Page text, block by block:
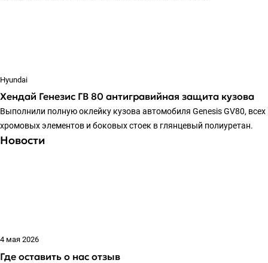
Hyundai
Хендай Генезис ГВ 80 антигравийная защита кузова
Выполнили полную оклейку кузова автомобиля Genesis GV80, всех
хромовых элементов и боковых стоек в глянцевый полиуретан.
Новости
4 мая 2026
Где оставить о нас отзыв